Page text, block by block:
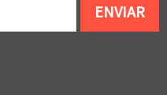
ENVIAR